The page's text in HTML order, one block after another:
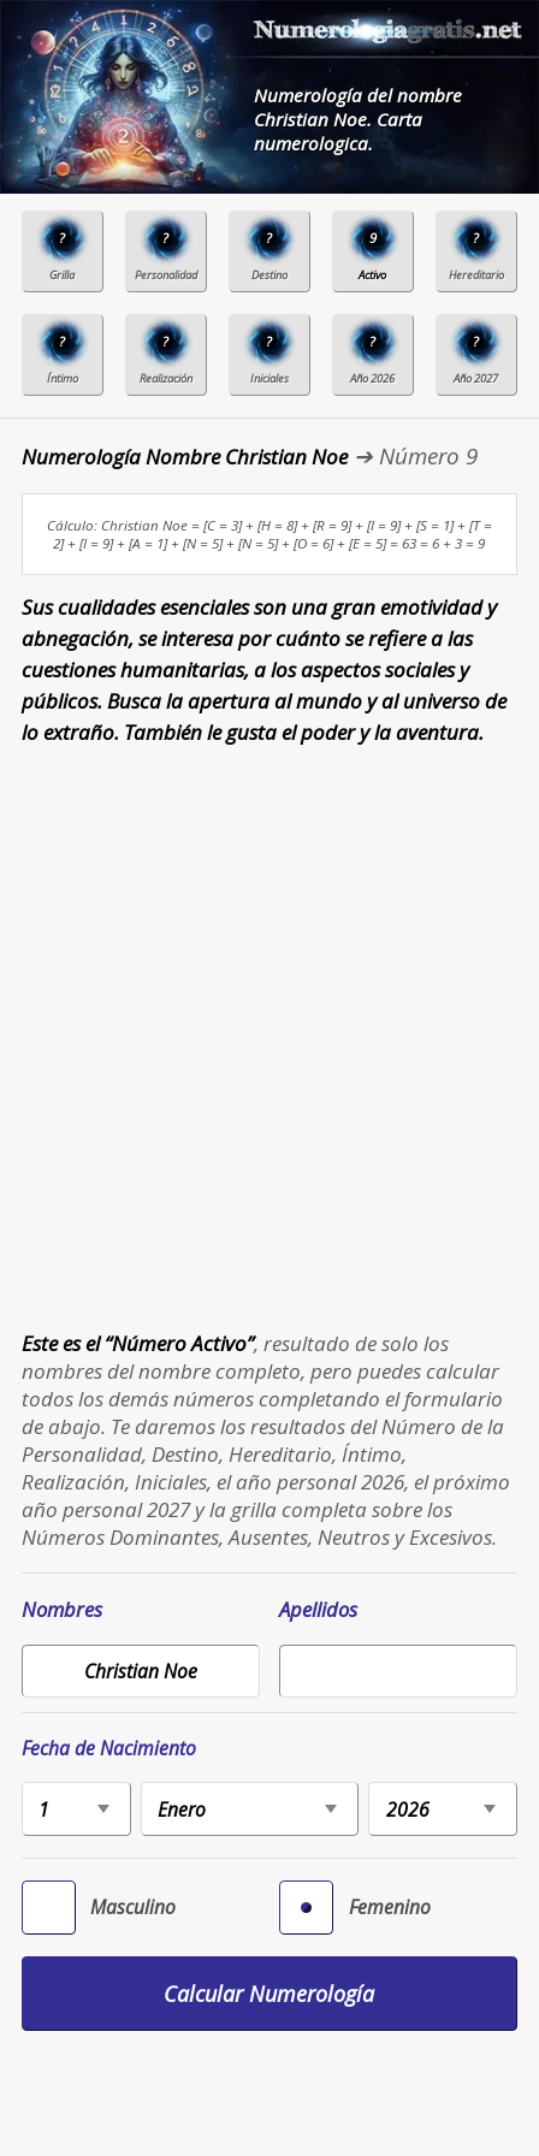
Numerología del nombre
Christian Noe. Carta
numerologica.
? ? ? 9 ?
? ? ? ? ?
Numerología Nombre Christian Noe➔ Número 9
Cálculo: Christian Noe = [C = 3] + [H = 8] + [R = 9] + [I = 9] + [S = 1] + [T =
2] + [I = 9] + [A = 1] + [N = 5] + [N = 5] + [O = 6] + [E = 5] = 63 = 6 + 3 = 9
Sus cualidades esenciales son una gran emotividad y
abnegación, se interesa por cuánto se refiere a las
cuestiones humanitarias, a los aspectos sociales y
públicos. Busca la apertura al mundo y al universo de
lo extraño. También le gusta el poder y la aventura.
Este es el “Número Activo”, resultado de solo los
nombres del nombre completo, pero puedes calcular
todos los demás números completando el formulario
de abajo. Te daremos los resultados del Número de la
Personalidad, Destino, Hereditario, Íntimo,
Realización, Iniciales, el año personal 2026, el próximo
año personal 2027 y la grilla completa sobre los
Números Dominantes, Ausentes, Neutros y Excesivos.
Nombres Apellidos
Fecha de Nacimiento
Masculino Femenino